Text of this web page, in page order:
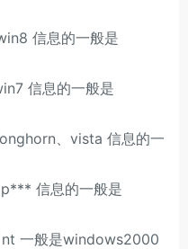
信息的一般是
信息的一般是
、vista 信息的一
信息的一般是
一般是windows2000